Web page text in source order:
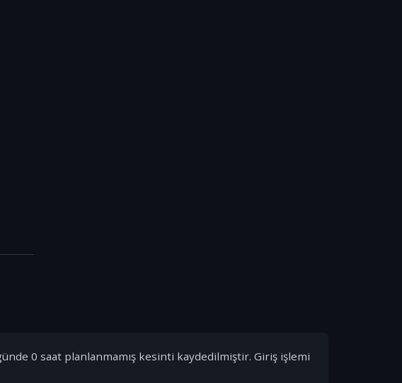
0 saat planlanmamış kesinti kaydedilmiştir. Giriş işlemi